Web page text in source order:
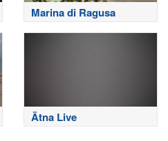
Marina di Ragusa
Ätna Live